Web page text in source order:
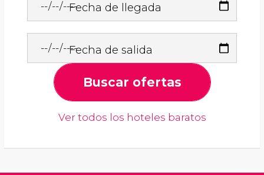
Fecha de llegada
Fecha de salida
Buscar ofertas
Ver todos los hoteles baratos